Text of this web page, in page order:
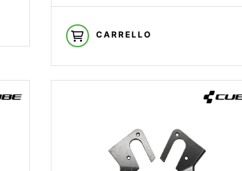
CARRELLO